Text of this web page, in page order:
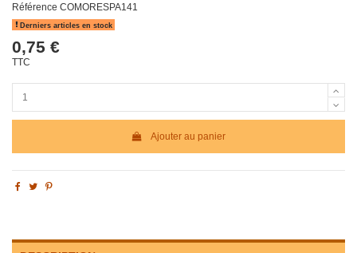
Référence COMORESPA141
Derniers articles en stock
0,75 €
TTC
Ajouter au panier